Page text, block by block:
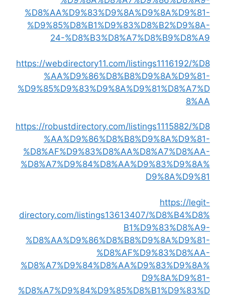
%D8%AA%D9%83%D9%8A%D9%8A%D9%81-
%D9%85%D8%B1%D9%83%D8%B2%D9%8A-
24-%D8%B3%D8%A7%D8%B9%D8%A9
https://webdirectory11.com/listings1116192/%D8
%AA%D9%86%D8%B8%D9%8A%D9%81-
%D9%85%D9%83%D9%8A%D9%81%D8%A7%D
8%AA
https://robustdirectory.com/listings1115882/%D8
%AA%D9%86%D8%B8%D9%8A%D9%81-
%D8%AF%D9%83%D8%AA%D8%A7%D8%AA-
%D8%A7%D9%84%D8%AA%D9%83%D9%8A%
D9%8A%D9%81
https://legit-
directory.com/listings13613407/%D8%B4%D8%
B1%D9%83%D8%A9-
%D8%AA%D9%86%D8%B8%D9%8A%D9%81-
%D8%AF%D9%83%D8%AA-
%D8%A7%D9%84%D8%AA%D9%83%D9%8A%
D9%8A%D9%81-
%D8%A7%D9%84%D9%85%D8%B1%D9%83%D